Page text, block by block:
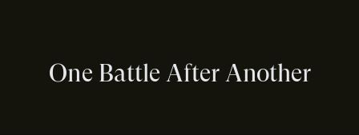
One Battle After Another